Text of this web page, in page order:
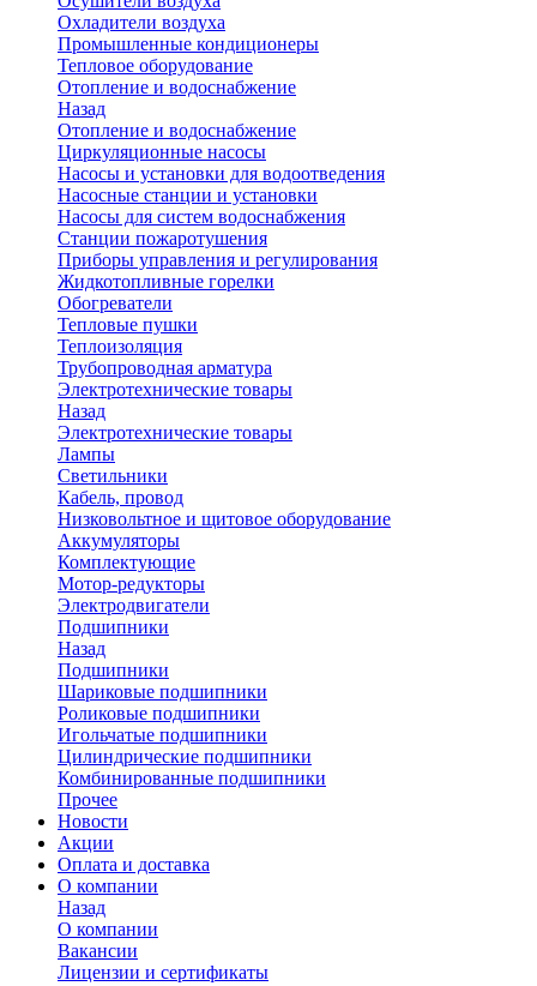
Охладители воздуха
Промышленные кондиционеры
Тепловое оборудование
Отопление и водоснабжение
Назад
Отопление и водоснабжение
Циркуляционные насосы
Насосы и установки для водоотведения
Насосные станции и установки
Насосы для систем водоснабжения
Станции пожаротушения
Приборы управления и регулирования
Жидкотопливные горелки
Обогреватели
Тепловые пушки
Теплоизоляция
Трубопроводная арматура
Электротехнические товары
Назад
Электротехнические товары
Лампы
Светильники
Кабель, провод
Низковольтное и щитовое оборудование
Аккумуляторы
Комплектующие
Мотор-редукторы
Электродвигатели
Подшипники
Назад
Подшипники
Шариковые подшипники
Роликовые подшипники
Игольчатые подшипники
Цилиндрические подшипники
Комбинированные подшипники
Прочее
Новости
Акции
Оплата и доставка
О компании
Назад
О компании
Вакансии
Лицензии и сертификаты